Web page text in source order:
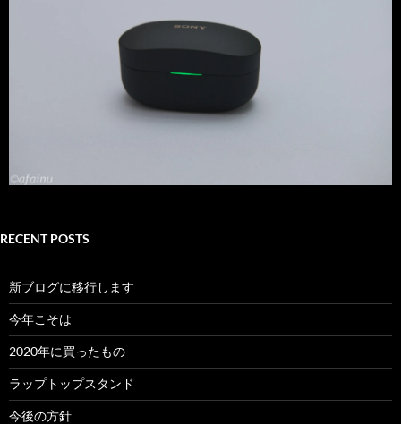
RECENT POSTS
新ブログに移行します
今年こそは
2020年に買ったもの
ラップトップスタンド
今後の方針